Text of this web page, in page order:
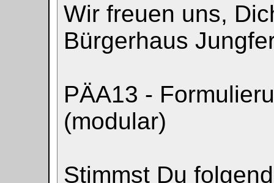
Wir freuen uns,
Bürgerhaus
PÄA13 -
(modular)
Stimmst Du